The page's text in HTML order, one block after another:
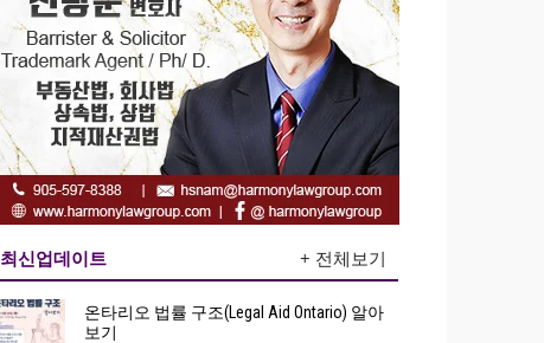
최신업데이트 + 전체보기
온타리오 법률 구조(Legal Aid Ontario) 알아
보기